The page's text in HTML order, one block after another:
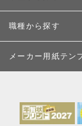
職種から探す
メーカー用紙テン